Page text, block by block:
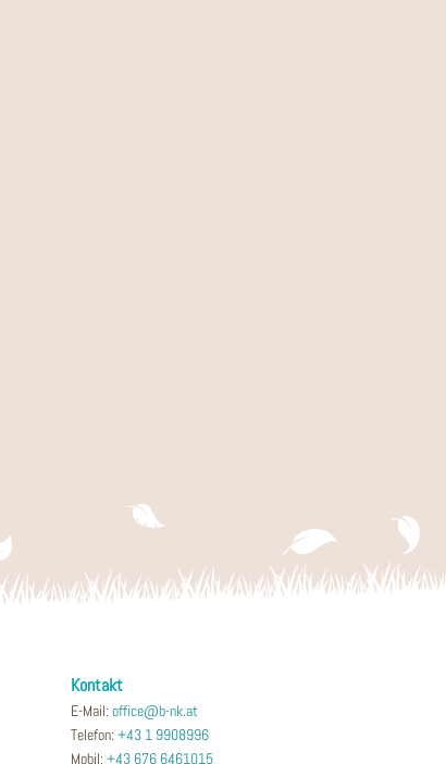
Kontakt
E-Mail: office@b-nk.at
Telefon: +43 1 9908996
Mobil: +43 676 6461015